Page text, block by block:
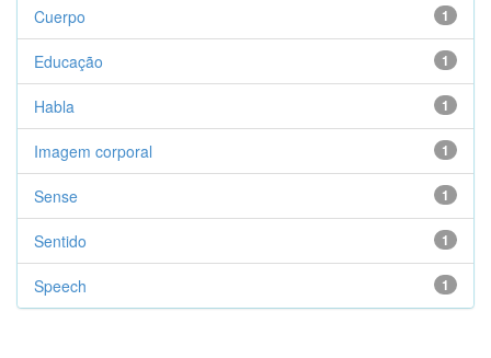
1
Cuerpo
1
Educação
1
Habla
1
Imagem corporal
1
Sense
1
Sentido
1
Speech